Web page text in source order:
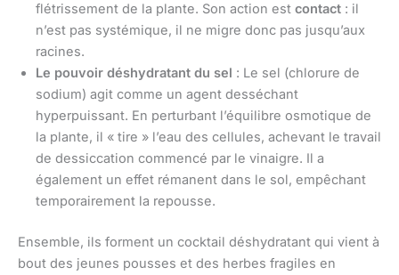
flétrissement de la plante. Son action est contact : il
n’est pas systémique, il ne migre donc pas jusqu’aux
racines.
Le pouvoir déshydratant du sel : Le sel (chlorure de
sodium) agit comme un agent desséchant
hyperpuissant. En perturbant l’équilibre osmotique de
la plante, il « tire » l’eau des cellules, achevant le travail
de dessiccation commencé par le vinaigre. Il a
également un effet rémanent dans le sol, empêchant
temporairement la repousse.
Ensemble, ils forment un cocktail déshydratant qui vient à
bout des jeunes pousses et des herbes fragiles en